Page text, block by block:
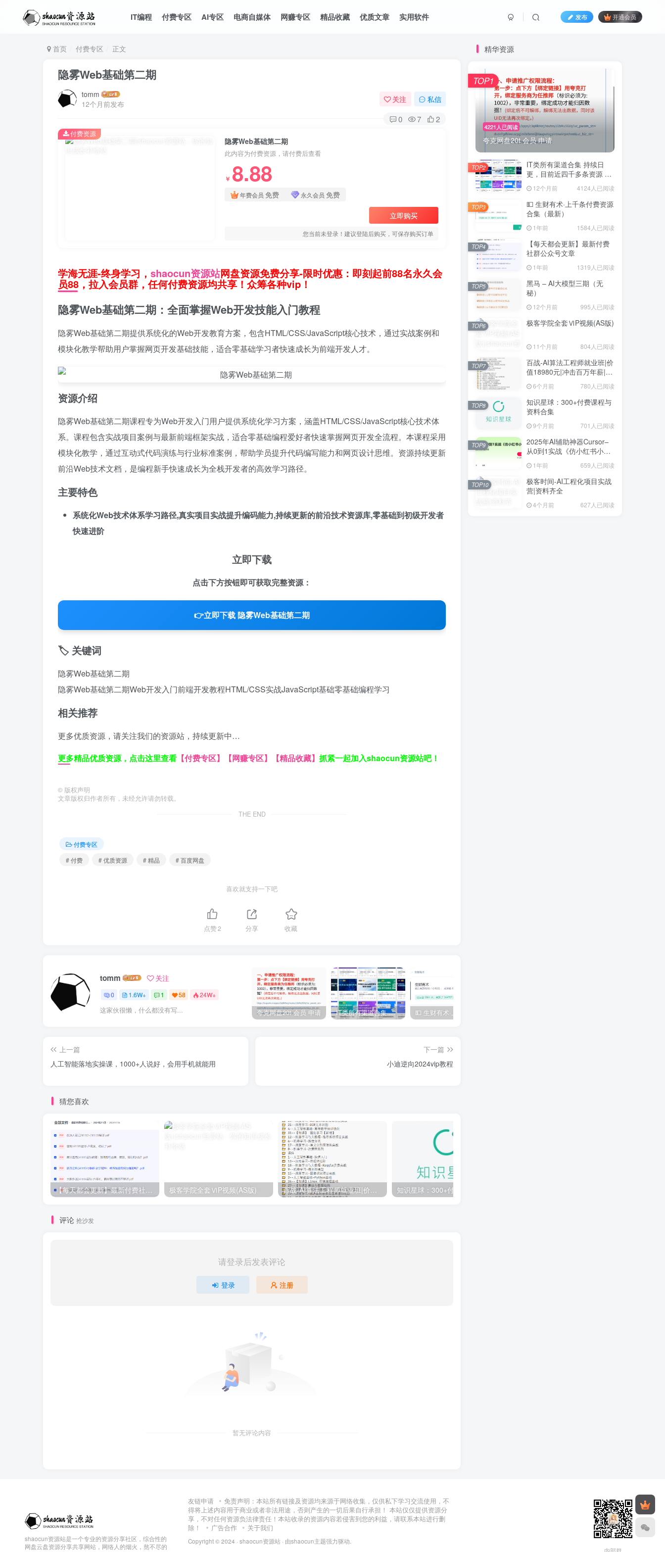
IT编程 付费专区 AI专区 电商自媒体 网赚专区 精品收藏 优质文章 实用软件 发布 开通会员
首页 付费专区 正文
隐雾Web基础第二期
tomm
12个月前发布
关注 私信
0 7 2
隐雾Web基础第二期
此内容为付费资源，请付费后查看
￥ 8.88
年费会员 免费 永久会员 免费
立即购买
您当前未登录！建议登陆后购买，可保存购买订单
付费资源
学海无涯-终身学习， shaocun资源站网盘资源免费分享-限时优惠：即刻起前88名永久会
员88，拉入会员群，任何付费资源均共享！众筹各种vip！
隐雾Web基础第二期：全面掌握Web开发技能入门教程
隐雾Web基础第二期提供系统化的Web开发教育方案，包含HTML/CSS/JavaScript核心技术，通过实战案例和
模块化教学帮助用户掌握网页开发基础技能，适合零基础学习者快速成长为前端开发人才。
资源介绍
隐雾Web基础第二期课程专为Web开发入门用户提供系统化学习方案，涵盖HTML/CSS/JavaScript核心技术体
系。课程包含实战项目案例与最新前端框架实战，适合零基础编程爱好者快速掌握网页开发全流程。本课程采用
模块化教学，通过互动式代码演练与行业标准案例，帮助学员提升代码编写能力和网页设计思维。资源持续更新
前沿Web技术文档，是编程新手快速成长为全栈开发者的高效学习路径。
主要特色
系统化Web技术体系学习路径,真实项目实战提升编码能力,持续更新的前沿技术资源库,零基础到初级开发者
快速进阶
立即下载
点击下方按钮即可获取完整资源：
👉立即下载 隐雾Web基础第二期
🏷️ 关键词
隐雾Web基础第二期
隐雾Web基础第二期Web开发入门前端开发教程HTML/CSS实战JavaScript基础零基础编程学习
相关推荐
更多优质资源，请关注我们的资源站，持续更新中…
更多精品优质资源，点击这里查看 【付费专区】 【网赚专区】 【精品收藏】 抓紧一起加入shaocun资源站吧！
© 版权声明
文章版权归作者所有，未经允许请勿转载。
THE END
付费专区
# 付费
# 优质资源 # 精品 # 百度网盘
喜欢就支持一下吧
点赞2 分享 收藏
tomm 关注
0 1.6W+ 1 58 24W+
这家伙很懒，什么都没有写... 夸克网盘20t 会员 申请 IT类所有渠道合集 持续日更，目前近四千多条资源 年费用户微信私信获取权限
上一篇
人工智能落地实操课，1000+人说好，会用手机就能用
下一篇
小迪逆向2024vip教程
猜您喜欢
【每天都会更新】最新付费社群公众号文章 极客学院全套ⅥP视频(AS版) 百战-AI算法工程师就业班|价值18980元|冲击百万年薪|完结无秘
评论 抢沙发
请登录后发表评论
登录 注册
暂无评论内容
精华资源
4221人已阅读
夸克网盘20t 会员 申请
TOP1
IT类所有渠道合集 持续日
更，目前近四千多条资源 年
12个月前 4124人已阅读
TOP2
💵 生财有术·上千条付费资源
合集（最新）
1年前 1584人已阅读
TOP3
【每天都会更新】最新付费
社群公众号文章
1年前 1319人已阅读
TOP4
黑马 – AI大模型三期（无
秘）
12个月前 995人已阅读
TOP5
极客学院全套ⅥP视频(AS版)
11个月前 804人已阅读
TOP6
百战-AI算法工程师就业班|价
值18980元|冲击百万年薪|完
结无秘
6个月前 780人已阅读
TOP7
知识星球：300+付费课程与
资料合集
9个月前 701人已阅读
TOP8
2025年AI辅助神器Cursor–
从0到1实战《仿小红书小程
序》1年前 659人已阅读
TOP9
极客时间-AI工程化项目实战
营|资料齐全
4个月前 627人已阅读
TOP10
shaocun资源站是一个专业的资源分享社区，综合性的
网盘云盘资源分享共享网站，网络人的烟火，熬不尽的
友链申请
免责声明：本站所有链接及资源均来源于网络收集，仅供私下学习交流使用，不
得将上述内容用于商业或者非法用途，否则产生的一切后果自行承担！ 本站仅仅提供资源分
享，不对任何资源负法律责任！本站收录的资源内容若侵害到您的利益，请联系本站进行删
除！
广告合作 关于我们
Copyright © 2024 · shaocun资源站 · 由shaocun主题强力驱动.